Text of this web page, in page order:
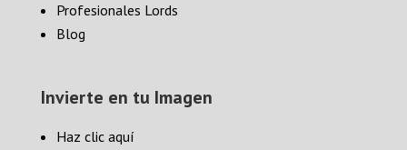
Profesionales Lords
Blog
Invierte en tu Imagen
Haz clic aquí